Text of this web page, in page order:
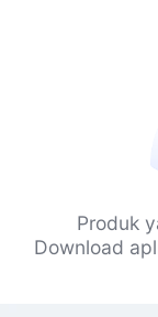
Produk
Download